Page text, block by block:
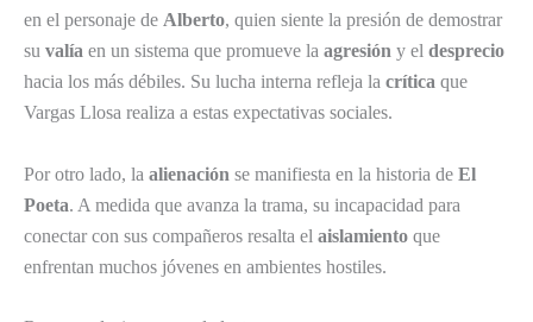
en el personaje de Alberto, quien siente la presión de demostrar
su valía en un sistema que promueve la agresión y el desprecio
hacia los más débiles. Su lucha interna refleja la crítica que
Vargas Llosa realiza a estas expectativas sociales.
Por otro lado, la alienación se manifiesta en la historia de El
Poeta. A medida que avanza la trama, su incapacidad para
conectar con sus compañeros resalta el aislamiento que
enfrentan muchos jóvenes en ambientes hostiles.